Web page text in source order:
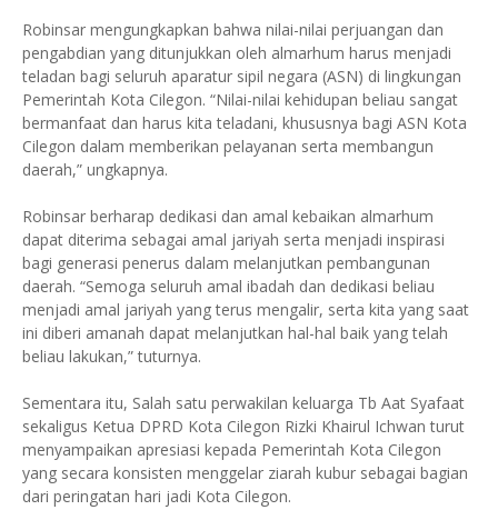
Robinsar mengungkapkan bahwa nilai-nilai perjuangan dan
pengabdian yang ditunjukkan oleh almarhum harus menjadi
teladan bagi seluruh aparatur sipil negara (ASN) di lingkungan
Pemerintah Kota Cilegon. “Nilai-nilai kehidupan beliau sangat
bermanfaat dan harus kita teladani, khususnya bagi ASN Kota
Cilegon dalam memberikan pelayanan serta membangun
daerah,” ungkapnya.
Robinsar berharap dedikasi dan amal kebaikan almarhum
dapat diterima sebagai amal jariyah serta menjadi inspirasi
bagi generasi penerus dalam melanjutkan pembangunan
daerah. “Semoga seluruh amal ibadah dan dedikasi beliau
menjadi amal jariyah yang terus mengalir, serta kita yang saat
ini diberi amanah dapat melanjutkan hal-hal baik yang telah
beliau lakukan,” tuturnya.
Sementara itu, Salah satu perwakilan keluarga Tb Aat Syafaat
sekaligus Ketua DPRD Kota Cilegon Rizki Khairul Ichwan turut
menyampaikan apresiasi kepada Pemerintah Kota Cilegon
yang secara konsisten menggelar ziarah kubur sebagai bagian
dari peringatan hari jadi Kota Cilegon.